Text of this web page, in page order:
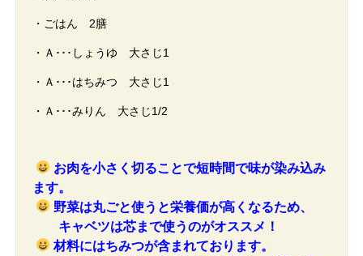
・ごはん 2膳
・Ａ･･･しょうゆ 大さじ1
・Ａ･･･はちみつ 大さじ1
・Ａ･･･みりん 大さじ1/2
お肉を小さく切ることで短時間で味が染み込み
ます。
野菜は丸ごと使うと栄養価が高くなるため、
キャベツは芯まで使うのがオススメ！
材料にはちみつが含まれております。